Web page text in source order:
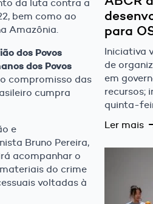
da luta contra a
bem como ao
Amazônia.
dos Povos
dos Povos
compromisso das
cumpra
e
Bruno Pereira,
acompanhar o
do crime
voltadas à
para
Iniciativa
de
em
recursos;
quinta-
Ler mais